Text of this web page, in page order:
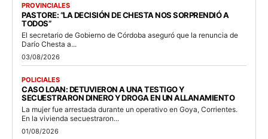
PROVINCIALES
PASTORE: “LA DECISIÓN DE CHESTA NOS SORPRENDIÓ A
TODOS”
El secretario de Gobierno de Córdoba aseguró que la renuncia de
Darío Chesta a...
03/08/2026
POLICIALES
CASO LOAN: DETUVIERON A UNA TESTIGO Y
SECUESTRARON DINERO Y DROGA EN UN ALLANAMIENTO
La mujer fue arrestada durante un operativo en Goya, Corrientes.
En la vivienda secuestraron...
01/08/2026